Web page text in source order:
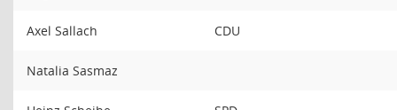
Axel Sallach CDU
Natalia Sasmaz